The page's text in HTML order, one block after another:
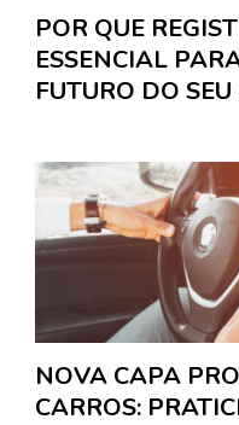
POR QUE
ESSENCIAL
FUTURO DO
NOVA CAPA
CARROS: